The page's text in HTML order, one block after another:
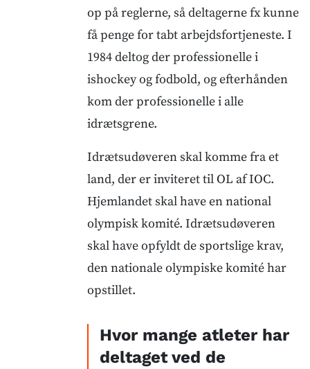
op på reglerne, så deltagerne fx kunne
få penge for tabt arbejdsfortjeneste. I
1984 deltog der professionelle i
ishockey og fodbold, og efterhånden
kom der professionelle i alle
idrætsgrene.
Idrætsudøveren skal komme fra et
land, der er inviteret til OL af IOC.
Hjemlandet skal have en national
olympisk komité. Idrætsudøveren
skal have opfyldt de sportslige krav,
den nationale olympiske komité har
opstillet.
Hvor mange atleter har
deltaget ved de